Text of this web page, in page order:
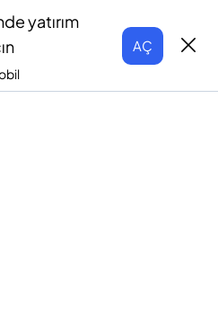
yatırım
AÇ